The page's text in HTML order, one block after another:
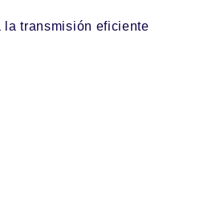
transmisión eficiente